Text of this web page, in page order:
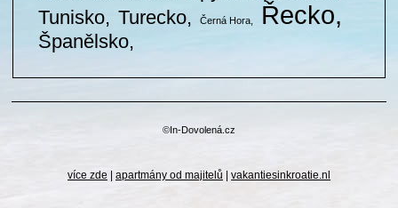
Tunisko
Turecko Černá Hora Řecko
Španělsko
©In-Dovolená.cz
více zde apartmány od majitelů vakantiesinkroatie.nl